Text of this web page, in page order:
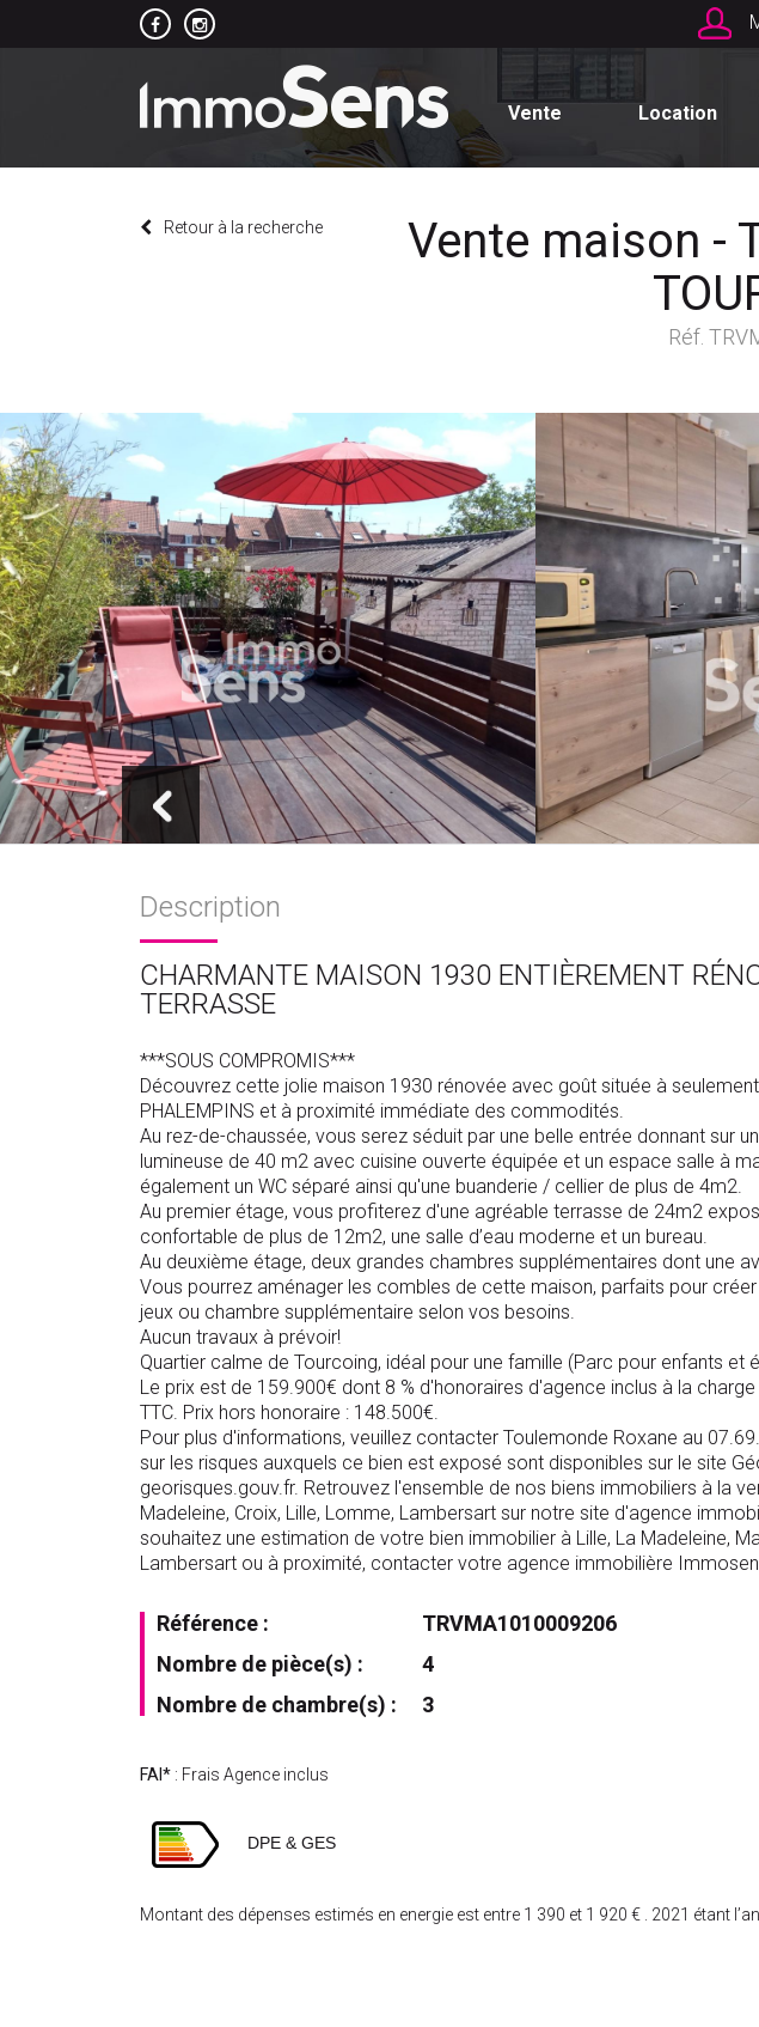
Vente Location
Retour à la recherche
Vente maison -
Réf.
Description
CHARMANTE MAISON 1930 ENTIÈREMENT
TERRASSE
***SOUS COMPROMIS***
Découvrez cette jolie maison 1930 rénovée avec goût située à
PHALEMPINS et à proximité immédiate des commodités.
Au rez-de-chaussée, vous serez séduit par une belle entrée donnant sur
lumineuse de 40 m2 avec cuisine ouverte équipée et un espace salle à
également un WC séparé ainsi qu'une buanderie / cellier de plus de 4m2.
Au premier étage, vous profiterez d'une agréable terrasse de 24m2
confortable de plus de 12m2, une salle d’eau moderne et un bureau.
Au deuxième étage, deux grandes chambres supplémentaires dont une
Vous pourrez aménager les combles de cette maison, parfaits pour
jeux ou chambre supplémentaire selon vos besoins.
Aucun travaux à prévoir!
Quartier calme de Tourcoing, idéal pour une famille (Parc pour enfants et
Le prix est de 159.900€ dont 8 % d'honoraires d'agence inclus à la
TTC. Prix hors honoraire : 148.500€.
Pour plus d'informations, veuillez contacter Toulemonde Roxane au
sur les risques auxquels ce bien est exposé sont disponibles sur le site
georisques.gouv.fr. Retrouvez l'ensemble de nos biens immobiliers à la
Madeleine, Croix, Lille, Lomme, Lambersart sur notre site d'agence
souhaitez une estimation de votre bien immobilier à Lille, La Madeleine,
Lambersart ou à proximité, contacter votre agence immobilière
Référence :
TRVMA1010009206
Nombre de pièce(s) :
4
Nombre de chambre(s) :
3
FAI* : Frais Agence inclus
DPE & GES
Montant des dépenses estimés en energie est entre 1 390 et 1 920 € . 2021 étant